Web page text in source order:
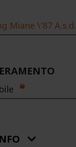
Miane \'87 A.s.d.